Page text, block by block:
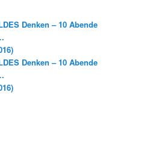
Denken – 10 Abende
Denken – 10 Abende